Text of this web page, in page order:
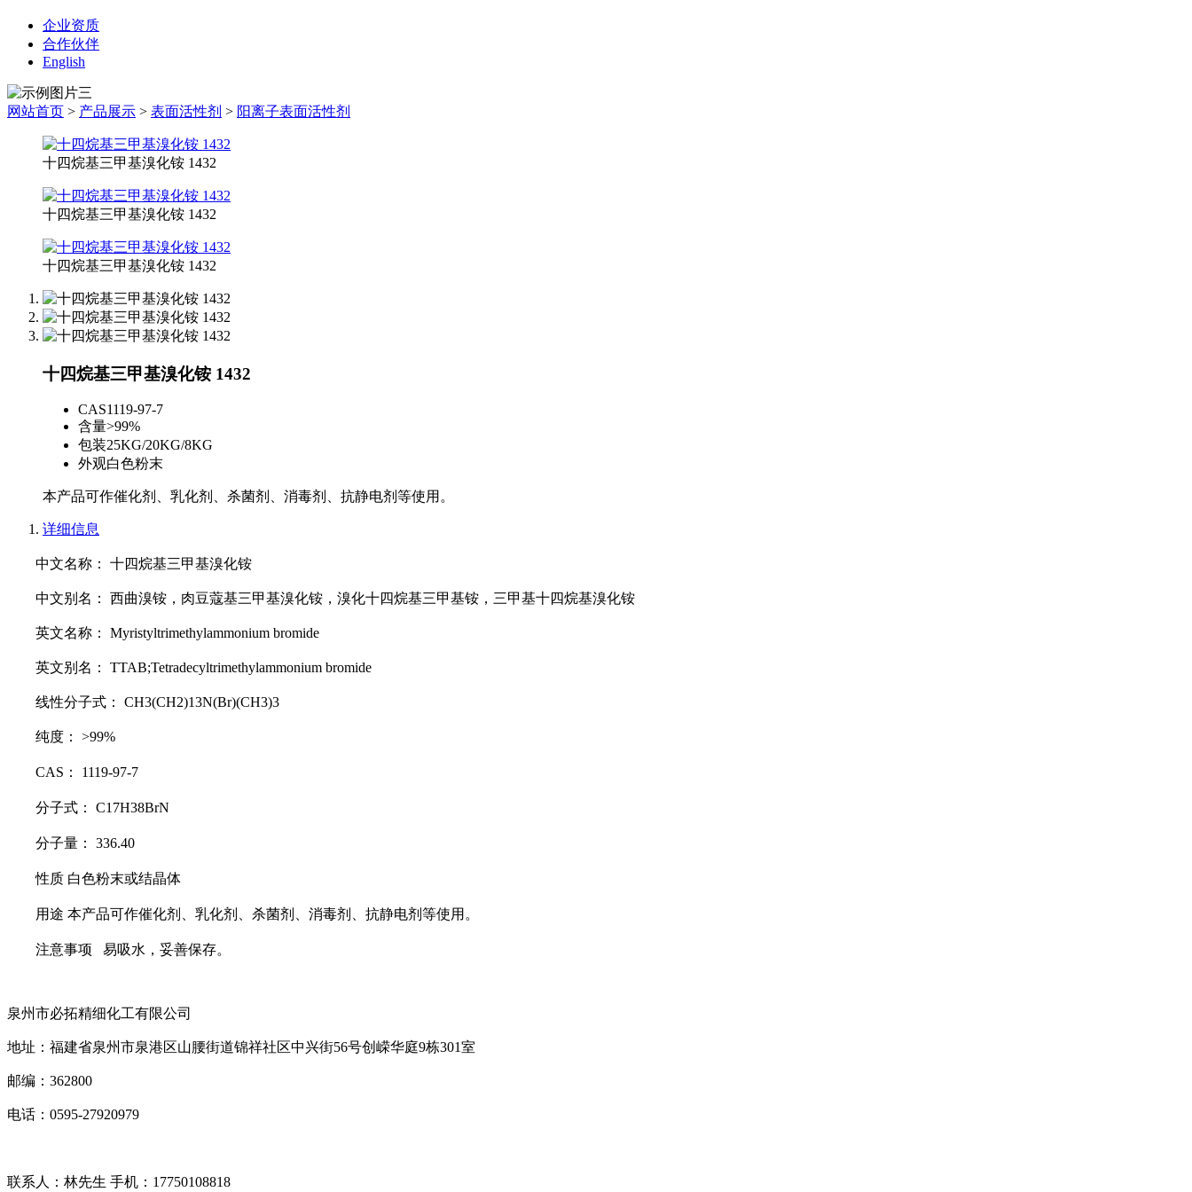
企业资质
合作伙伴
English
网站首页 > 产品展示 > 表面活性剂 > 阳离子表面活性剂
十四烷基三甲基溴化铵 1432
十四烷基三甲基溴化铵 1432
十四烷基三甲基溴化铵 1432
十四烷基三甲基溴化铵 1432
CAS1119-97-7
含量>99%
包装25KG/20KG/8KG
外观白色粉末
本产品可作催化剂、乳化剂、杀菌剂、消毒剂、抗静电剂等使用。
详细信息
中文名称： 十四烷基三甲基溴化铵
中文别名： 西曲溴铵，肉豆蔻基三甲基溴化铵，溴化十四烷基三甲基铵，三甲基十四烷基溴化铵
英文名称： Myristyltrimethylammonium bromide
英文别名： TTAB;Tetradecyltrimethylammonium bromide
线性分子式： CH3(CH2)13N(Br)(CH3)3
纯度： >99%
CAS： 1119-97-7
分子式： C17H38BrN
分子量： 336.40
性质 白色粉末或结晶体
用途 本产品可作催化剂、乳化剂、杀菌剂、消毒剂、抗静电剂等使用。
注意事项 易吸水，妥善保存。
泉州市必拓精细化工有限公司
地址：福建省泉州市泉港区山腰街道锦祥社区中兴街56号创嵘华庭9栋301室
邮编：362800
电话：0595-27920979
联系人：林先生 手机：17750108818